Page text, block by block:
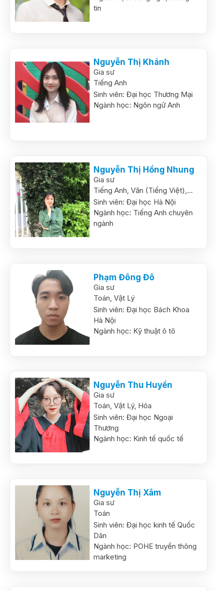
tin
Nguyễn Thị Khánh
Gia sư
Tiếng Anh
Sinh viên: Đại học Thương Mại
Ngành học: Ngôn ngữ Anh
Nguyễn Thị Hồng Nhung
Gia sư
Tiếng Anh,Văn (Tiếng Việt),
Toán
Sinh viên: Đại học Hà Nội
Ngành học: Tiếng Anh chuyên
ngành
Phạm Đông Đô
Gia sư
Toán,Vật Lý
Sinh viên: Đại học Bách Khoa
Hà Nội
Ngành học: Kỹ thuật ô tô
Nguyễn Thu Huyền
Gia sư
Toán,Vật Lý, Hóa
Sinh viên: Đại học Ngoại
Thương
Ngành học: Kinh tế quốc tế
Nguyễn Thị Xâm
Gia sư
Toán
Sinh viên: Đại học kinh tế Quốc
Dân
Ngành học: POHE truyền thông
marketing